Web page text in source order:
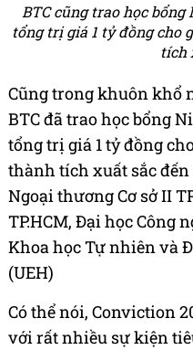
BTC cũng trao học
tổng trị giá 1 tỷ đồng cho
tích
Cũng trong khuôn khổ
BTC đã trao học bổng
tổng trị giá 1 tỷ đồng
thành tích xuất sắc
Ngoại thương Cơ sở II
TP.HCM, Đại học Công
Khoa học Tự nhiên và
(UEH)
Có thể nói, Conviction
với rất nhiều sự kiện